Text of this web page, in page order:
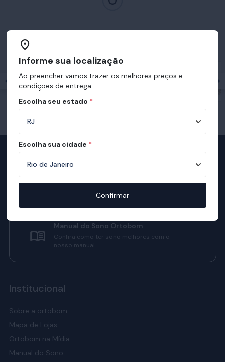
Prêmios e certificações recebidas pelo
Ortobom
Televendas
Manual do Sono Ortobom
Confira como ter sono melhores com o
nosso manual.
Institucional
Sobre a ortobom
Mapa de Lojas
Ortobom na Mídia
Manual do Sono
Informe sua localização
Ao preencher vamos trazer os melhores preços e
condições de entrega
Escolha seu estado *
Escolha sua cidade *
Confirmar